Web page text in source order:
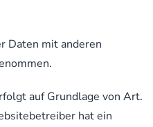
Daten mit anderen
auf Grundlage von Art.
hat ein